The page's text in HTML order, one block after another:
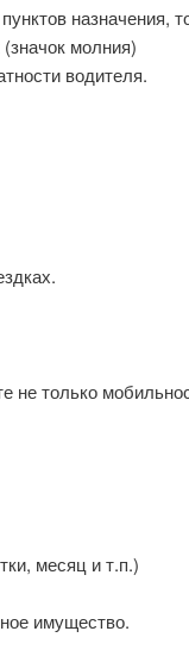
назначения,
молния)
водителя.
не только
месяц и т.п.)
имущество.